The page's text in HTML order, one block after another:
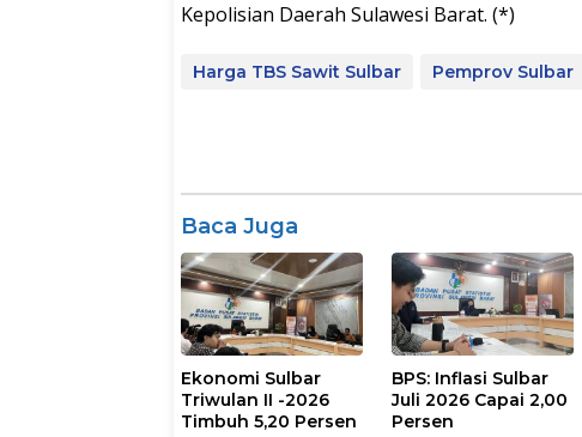
Kepolisian Daerah Sulawesi Barat. (*)
Harga TBS Sawit Sulbar Pemprov Sulbar
Baca Juga
Ekonomi Sulbar
Triwulan II -2026
Timbuh 5,20 Persen
BPS: Inflasi Sulbar
Juli 2026 Capai 2,00
Persen